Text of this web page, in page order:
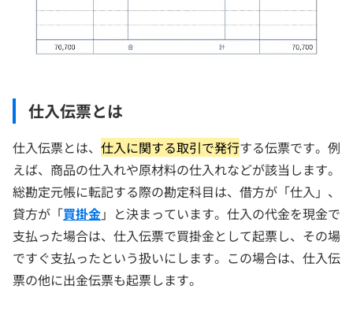
仕入伝票とは
仕入伝票とは、 仕入に関する取引で発行する伝票です。例
えば、商品の仕入れや原材料の仕入れなどが該当します。
総勘定元帳に転記する際の勘定科目は、借方が「仕入」、
貸方が「買掛金」と決まっています。仕入の代金を現金で
支払った場合は、仕入伝票で買掛金として起票し、その場
ですぐ支払ったという扱いにします。この場合は、仕入伝
票の他に出金伝票も起票します。